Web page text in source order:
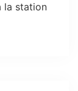
la station